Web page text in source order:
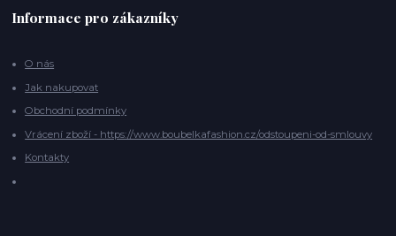
Informace pro zákazníky
O nás
Jak nakupovat
Obchodní podmínky
Vrácení zboží - https://www.boubelkafashion.cz/odstoupeni-od-smlouvy
Kontakty